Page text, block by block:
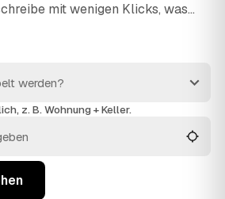
mit wenigen Klicks, was
passende Festpreis-Angebote
aus und entsorgen alles
die praktischste Art, deine
z. B. Wohnung + Keller.